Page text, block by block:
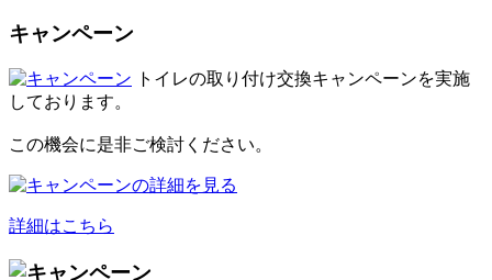
キャンペーン
トイレの取り付け交換キャンペーンを実施
しております。
この機会に是非ご検討ください。
詳細はこちら